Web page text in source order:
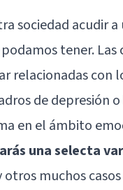
sociedad
tener.
relacionadas con
de depresión
en el ámbito
una selecta
otros muchos